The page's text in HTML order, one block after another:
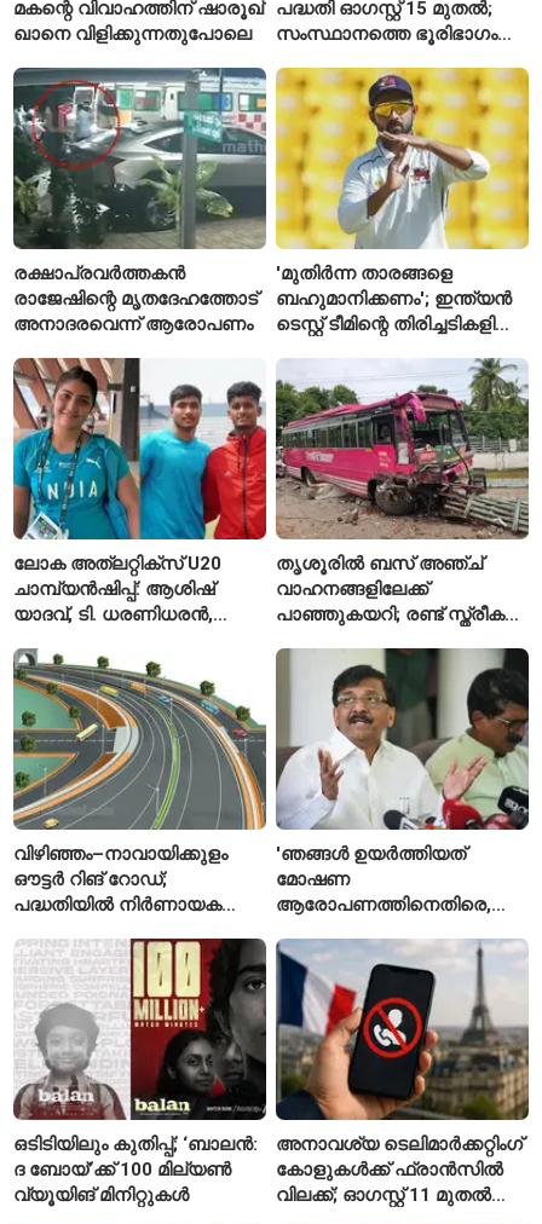
മകന്റെ വിവാഹത്തിന് ഷാരൂഖ്
ഖാനെ വിളിക്കുന്നതുപോലെ
പദ്ധതി ഓഗസ്റ്റ് 15 മുതൽ;
സംസ്ഥാനത്തെ ഭൂരിഭാഗം
എസ്‌ഐമാർക്ക്
രക്ഷാപ്രവർത്തകൻ
രാജേഷിന്റെ മൃതദേഹത്തോട്
അനാദരവെന്ന് ആരോപണം
'മുതിർന്ന താരങ്ങളെ
ബഹുമാനിക്കണം'; ഇന്ത്യൻ
ടെസ്റ്റ് ടീമിന്റെ തിരിച്ചടികളിൽ
രഹാനെ
ലോക അത്‌ലറ്റിക്സ് U20
ചാമ്പ്യൻഷിപ്പ്: ആശിഷ്
യാദവ്, ടി. ധരണിധരൻ,
ഫൈനലിൽ
തൃശൂരിൽ ബസ് അഞ്ച്
വാഹനങ്ങളിലേക്ക്
പാഞ്ഞുകയറി; രണ്ട് സ്ത്രീകൾ
വിഴിഞ്ഞം–നാവായിക്കുളം
ഔട്ടർ റിങ് റോഡ്;
പദ്ധതിയിൽ നിർണായക
വിശദീകരണം
'ഞങ്ങൾ ഉയർത്തിയത്
മോഷണ
ആരോപണത്തിനെതിരെ,
റിജിജുവിന് മറുപടിയുമായി
സഞ്ജയ് റാവത്ത്
ഒടിടിയിലും കുതിപ്പ്; ‘ബാലൻ:
ദ ബോയ്’ക്ക് 100 മില്യൺ
വ്യൂയിങ് മിനിറ്റുകൾ
അനാവശ്യ ടെലിമാർക്കറ്റിംഗ്
കോളുകൾക്ക് ഫ്രാൻസിൽ
വിലക്ക്; ഓഗസ്റ്റ് 11 മുതൽ